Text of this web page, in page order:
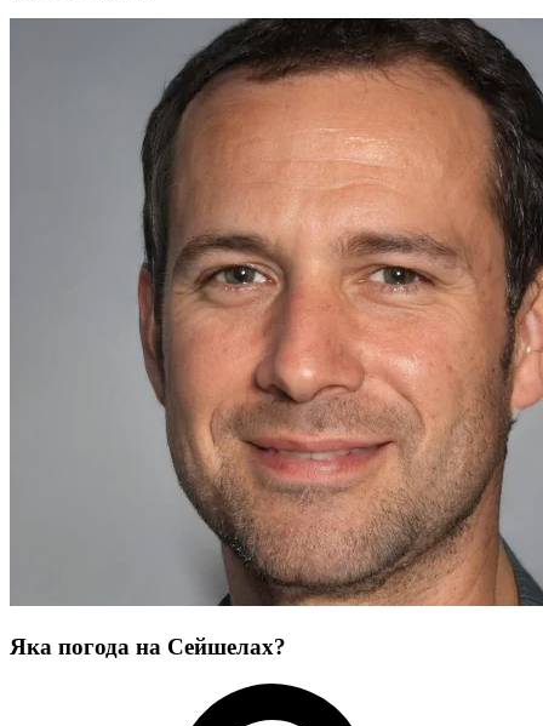
Яка погода на Сейшелах?